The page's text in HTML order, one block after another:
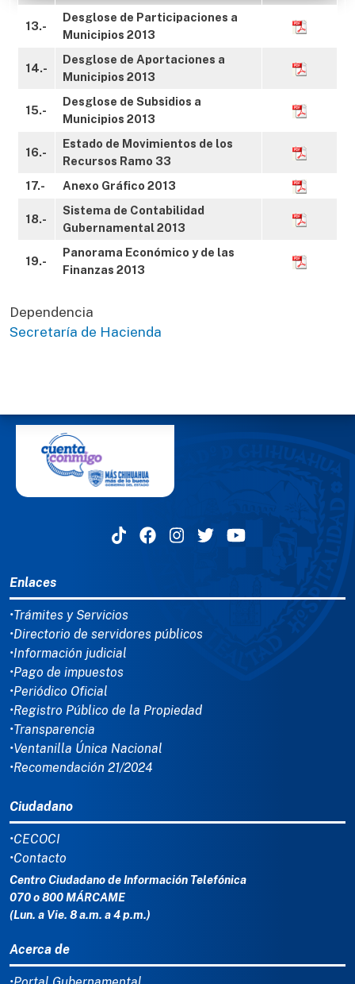
13.-
Desglose de Participaciones a
Municipios 2013
14.-
Desglose de Aportaciones a
Municipios 2013
15.-
Desglose de Subsidios a
Municipios 2013
16.-
Estado de Movimientos de los
Recursos Ramo 33
17.-
Anexo Gráfico 2013
18.-
Sistema de Contabilidad
Gubernamental 2013
19.-
Panorama Económico y de las
Finanzas 2013
Dependencia
Secretaría de Hacienda
Enlaces
•Trámites y Servicios
•Directorio de servidores públicos
•Información judicial
•Pago de impuestos
•Periódico Oficial
•Registro Público de la Propiedad
•Transparencia
•Ventanilla Única Nacional
•Recomendación 21/2024
Ciudadano
•CECOCI
•Contacto
Centro Ciudadano de Información Telefónica
070 o 800 MÁRCAME
(Lun. a Vie. 8 a.m. a 4 p.m.)
Acerca de